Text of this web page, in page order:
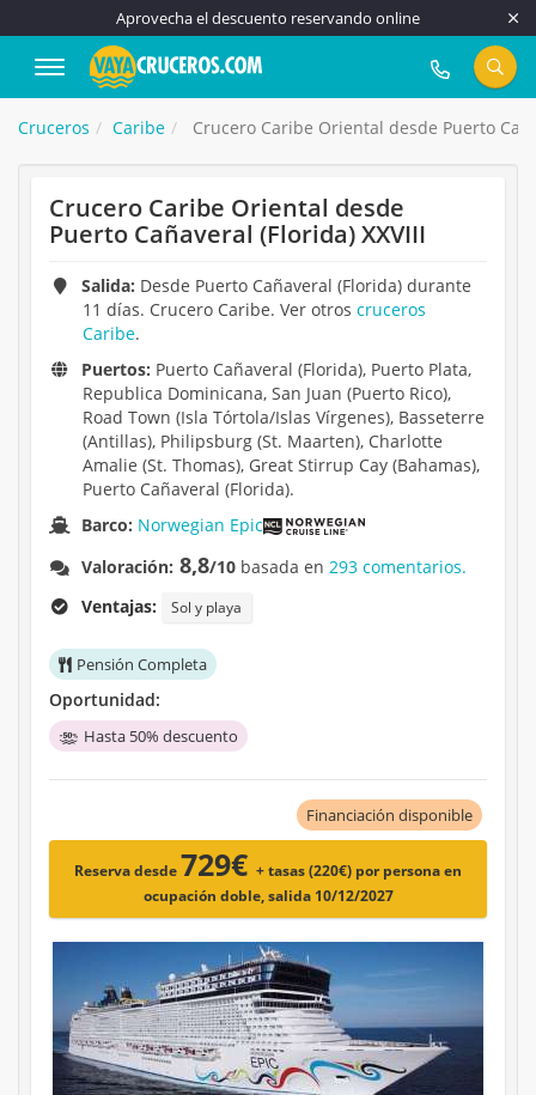
Aprovecha el descuento reservando online
917 815 555
Cruceros Caribe Crucero Caribe Oriental desde Puerto
Crucero Caribe Oriental desde
Puerto Cañaveral (Florida) XXVIII
Salida: Desde Puerto Cañaveral (Florida) durante
11 días. Crucero Caribe. Ver otros cruceros
Caribe.
Puertos: Puerto Cañaveral (Florida), Puerto Plata,
Republica Dominicana, San Juan (Puerto Rico),
Road Town (Isla Tórtola/Islas Vírgenes), Basseterre
(Antillas), Philipsburg (St. Maarten), Charlotte
Amalie (St. Thomas), Great Stirrup Cay (Bahamas),
Puerto Cañaveral (Florida).
Barco: Norwegian Epic
Valoración: 8,8/10 basada en293 comentarios.
Ventajas:
Sol y playa
Pensión Completa
Oportunidad:
Hasta 50% descuento
Financiación disponible
Reserva desde729€ + tasas (220€) por persona en
ocupación doble, salida 10/12/2027